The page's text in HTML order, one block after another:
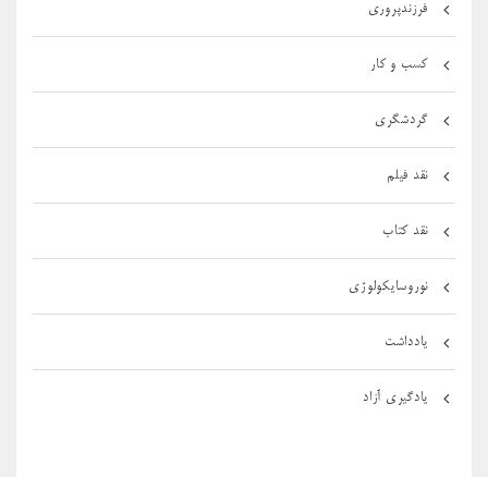
فرزندپروری
کسب و کار
گردشگری
نقد فیلم
نقد کتاب
نوروسایکولوژی
یادداشت
یادگیری آزاد